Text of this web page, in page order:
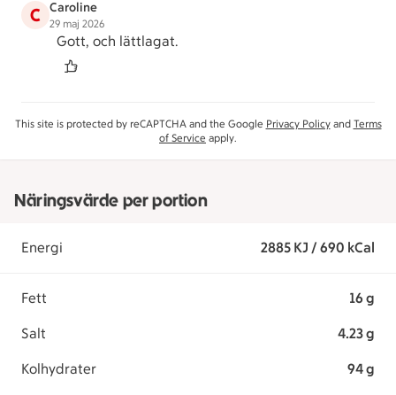
C Caroline
29 maj 2026
Gott, och lättlagat.
This site is protected by reCAPTCHA and the Google Privacy Policyand Terms
of Service apply.
Näringsvärde per portion
Energi 2885 KJ / 690 kCal
Fett 16 g
Salt 4.23 g
Kolhydrater 94 g